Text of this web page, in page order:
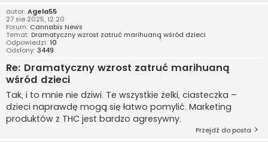
autor: Agela55
27 sie 2025, 12:20
Forum: Cannabis News
Temat: Dramatyczny wzrost zatruć marihuaną wśród dzieci
Odpowiedzi: 10
Odsłony: 3449
Re: Dramatyczny wzrost zatruć marihuaną
wśród dzieci
Tak, i to mnie nie dziwi. Te wszystkie żelki, ciasteczka –
dzieci naprawdę mogą się łatwo pomylić. Marketing
produktów z THC jest bardzo agresywny.
Przejdź do posta